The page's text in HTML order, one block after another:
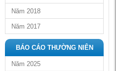
Năm 2018
Năm 2017
BÁO CÁO THƯỜNG NIÊN
Năm 2025